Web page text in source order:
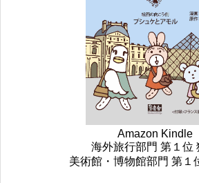
Amazon Kindle
海外旅行部門 第１位
美術館・博物館部門 第１